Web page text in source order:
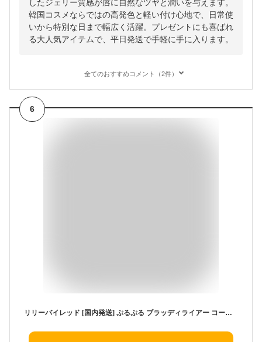
したジェリー質感が唇に自然なツヤと潤いを与えます。
韓国コスメならではの高発色と軽い付け心地で、日常使
いから特別な日まで幅広く活躍。プレゼントにも喜ばれ
る大人気アイテムで、平日発送で手軽に手に入ります。
全てのおすすめコメント（2件）
6
リリーバイレッド [国内発送] ぷるぷる ブラッディライアー コーティング ティント 選べる1個 全12色 lilybyred リップメイク ポイントメイク ブルべ イエベ ツヤ 光沢 韓国コスメ